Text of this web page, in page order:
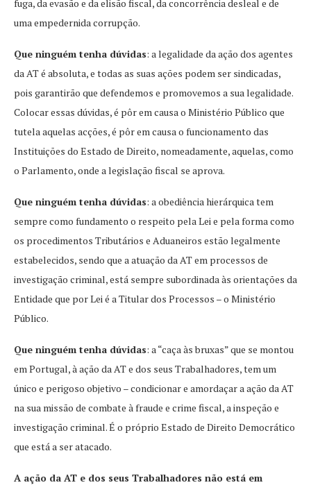
fuga, da evasão e da elisão fiscal, da concorrência desleal e de
uma empedernida corrupção.
Que ninguém tenha dúvidas: a legalidade da ação dos agentes
da AT é absoluta, e todas as suas ações podem ser sindicadas,
pois garantirão que defendemos e promovemos a sua legalidade.
Colocar essas dúvidas, é pôr em causa o Ministério Público que
tutela aquelas acções, é pôr em causa o funcionamento das
Instituições do Estado de Direito, nomeadamente, aquelas, como
o Parlamento, onde a legislação fiscal se aprova.
Que ninguém tenha dúvidas: a obediência hierárquica tem
sempre como fundamento o respeito pela Lei e pela forma como
os procedimentos Tributários e Aduaneiros estão legalmente
estabelecidos, sendo que a atuação da AT em processos de
investigação criminal, está sempre subordinada às orientações da
Entidade que por Lei é a Titular dos Processos – o Ministério
Público.
Que ninguém tenha dúvidas: a “caça às bruxas” que se montou
em Portugal, à ação da AT e dos seus Trabalhadores, tem um
único e perigoso objetivo – condicionar e amordaçar a ação da AT
na sua missão de combate à fraude e crime fiscal, a inspeção e
investigação criminal. É o próprio Estado de Direito Democrático
que está a ser atacado.
A ação da AT e dos seus Trabalhadores não está em